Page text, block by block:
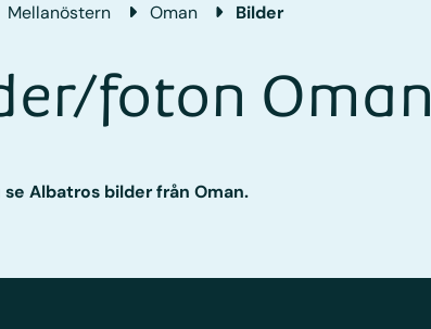
Mellanöstern Oman Bilder
foton Oman
se Albatros bilder från Oman.